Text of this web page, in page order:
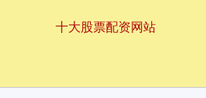
十大股票配资网站